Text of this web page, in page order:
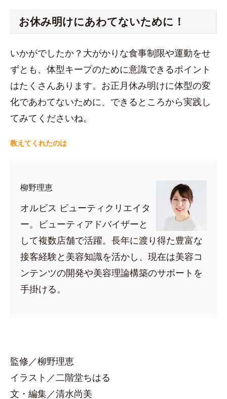
お休み明けにあわてないために！
いかがでしたか？大がかりな食事制限や運動をせ
ずとも、体型キープのために意識できるポイント
はたくさんあります。お正月休み明けに体型の変
化であわてないために、できるところから実践し
てみてくださいね。
教えてくれたのは
柳野理恵
オルビス ビューティクリエイタ
ー。ビューティアドバイザーと
して複数店舗で活躍。長年に渡り得た豊富な
接客経験と美容知識を活かし、現在は美容コ
ンテンツの開発や美容理論構築のサポートを
手掛ける。
監修／柳野理恵
イラスト／二階堂ちはる
文・編集／清水尚美